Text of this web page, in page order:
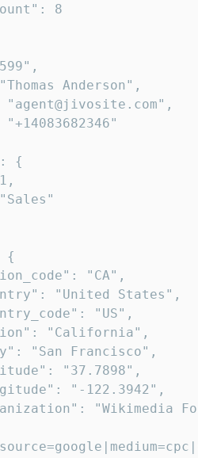
8
Anderson",
"agent@jivosite.com",
"+14083682346"
{
{
"CA",
"United States",
"US",
"California",
"San Francisco",
"37.7898",
"-122.3942",
"Wikimedia